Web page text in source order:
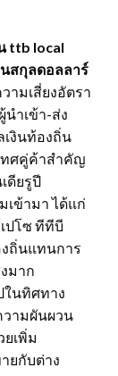
ttb local
นสกุลดอลลาร์
ามเสี่ยงอัตรา
ำเข้า-ส่ง
งินท้องถิ่น
ทศคู่ค้าสำคัญ
ดียรูปี
เข้ามา ได้แก่
ปโซ ทีทีบี
ถิ่นแทนการ
มาก
ในทิศทาง
วามผันผวน
เพิ่ม
ยกับต่าง